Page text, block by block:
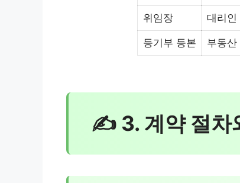
위임장 대리인
등기부 등본 부동산
✍ 3. 계약 절차